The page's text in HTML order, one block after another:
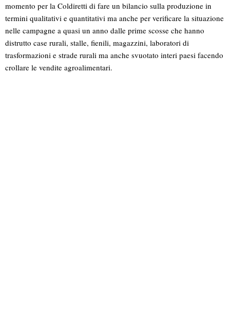
momento per la Coldiretti di fare un bilancio sulla produzione in
termini qualitativi e quantitativi ma anche per verificare la situazione
nelle campagne a quasi un anno dalle prime scosse che hanno
distrutto case rurali, stalle, fienili, magazzini, laboratori di
trasformazioni e strade rurali ma anche svuotato interi paesi facendo
crollare le vendite agroalimentari.